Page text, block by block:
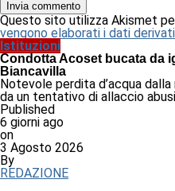
Questo sito utilizza Akismet
vengono elaborati i dati
Istituzioni
Condotta Acoset bucata da
Biancavilla
Notevole perdita d’acqua
da un tentativo di allaccio
Published
6 giorni ago
on
3 Agosto 2026
By
REDAZIONE